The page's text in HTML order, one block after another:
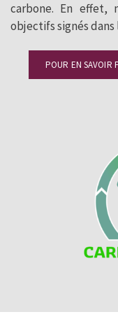
carbone. En effet,
objectifs signés dans
POUR EN SAVOIR